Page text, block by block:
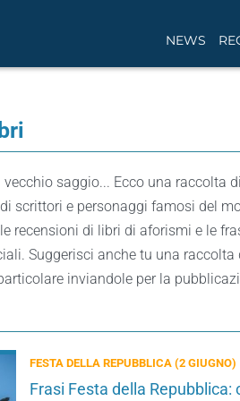
NEWS
vecchio saggio... Ecco una raccolta di
di scrittori e personaggi famosi del
recensioni di libri di aforismi e le
Suggerisci anche tu una
inviandole per la
FESTA DELLA REPUBBLICA (2 GIUGNO)
Frasi Festa della